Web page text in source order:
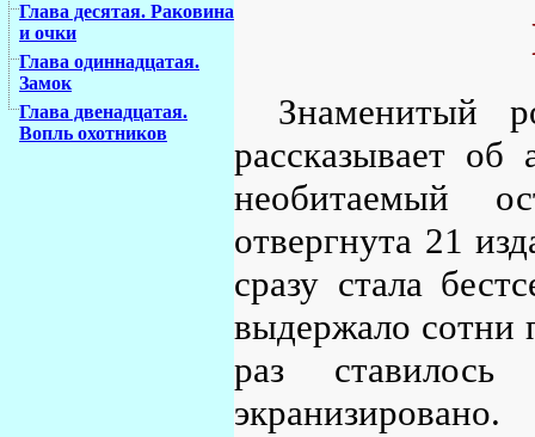
Глава десятая. Раковина
и очки
Глава одиннадцатая.
Замок
Глава двенадцатая.
Вопль охотников
Знаменитый
рассказывает
необитаемый
отвергнута 21
сразу стала
выдержало сотни
раз
экранизировано.